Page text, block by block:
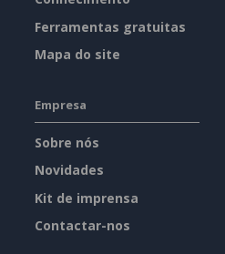
Ferramentas gratuitas
Mapa do site
Empresa
Sobre nós
Novidades
Kit de imprensa
Contactar-nos